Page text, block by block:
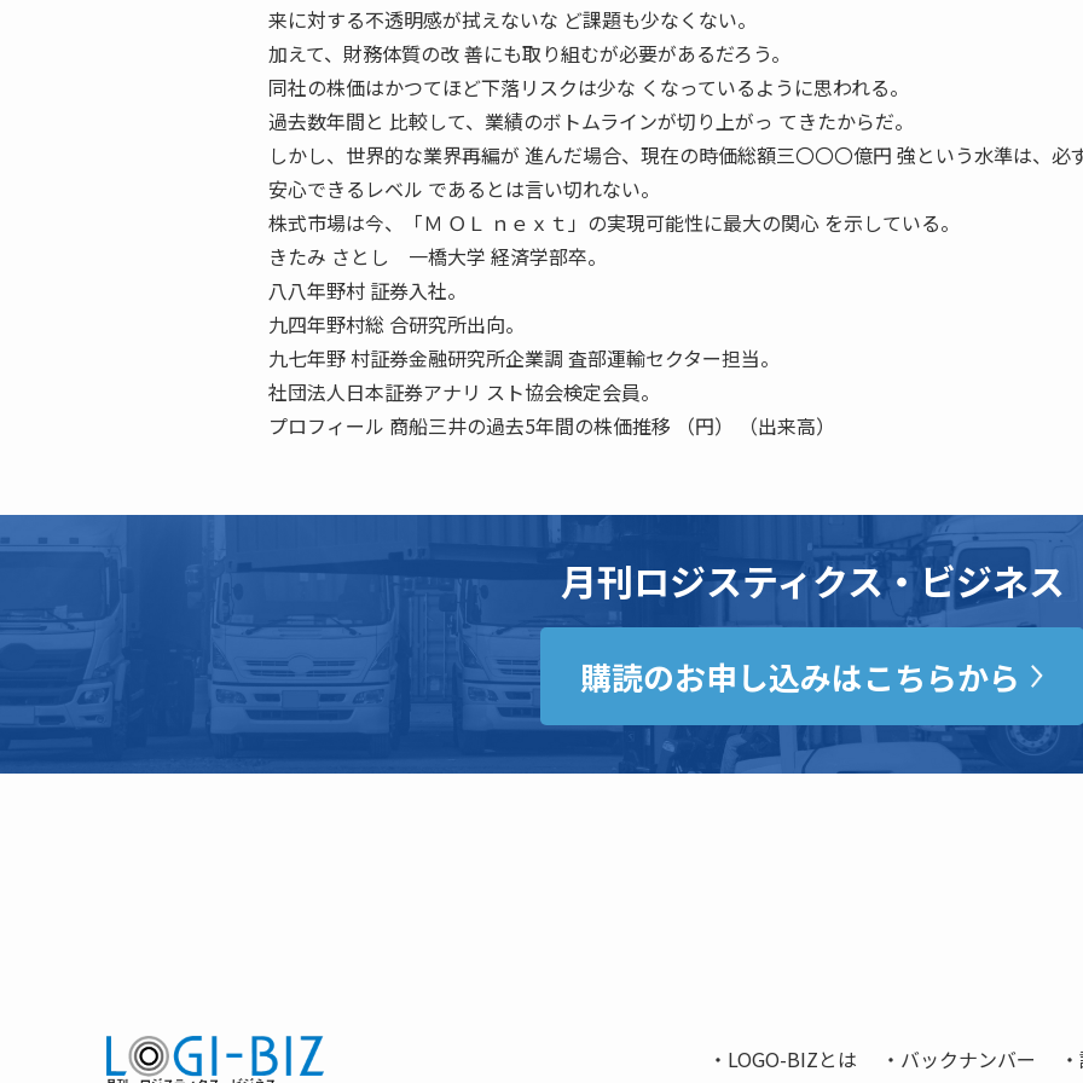
来に対する不透明感が拭えないな ど課題も少なくない。
加えて、財務体質の改 善にも取り組むが必要があるだろう。
同社の株価はかつてほど下落リスクは少な くなっているように思われる。
過去数年間と 比較して、業績のボトムラインが切り上がっ てきたからだ。
しかし、世界的な業界再編が 進んだ場合、現在の時価総額三〇〇〇億円 強という水準は、必
安心できるレベル であるとは言い切れない。
株式市場は今、「Ｍ ＯＬ ｎｅｘｔ」の実現可能性に最大の関心 を示している。
きたみ さとし 一橋大学 経済学部卒。
八八年野村 証券入社。
九四年野村総 合研究所出向。
九七年野 村証券金融研究所企業調 査部運輸セクター担当。
社団法人日本証券アナリ スト協会検定会員。
プロフィール 商船三井の過去5年間の株価推移 （円） （出来高）
月刊ロジスティクス・ビジネス
購読のお申し込みはこちらから
LOGO-BIZとは バックナンバー